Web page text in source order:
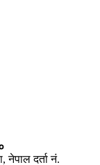
नेपाल दर्ता नं.